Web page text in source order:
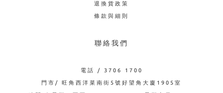
退換貨政策
條款與細則
聯絡我們
電話 / 3706 1700
門市/ 旺角西洋菜南街5號好望角大廈1905室